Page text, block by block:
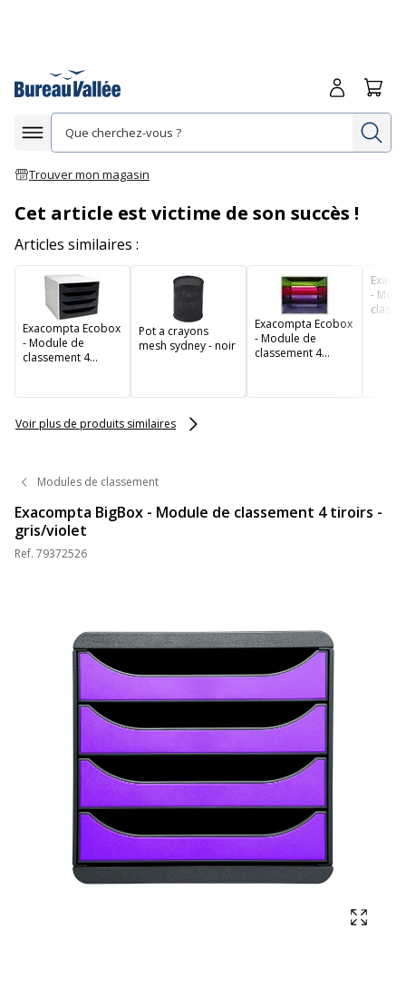
Afficher la navigation
Trouver mon magasin
Me
Cet article est victime de son succès !
Articles similaires :
Exacompta Ecobox
- Module de
classement 4
Pot a crayons
mesh sydney - noir
Exacompta Ecobox
- Module de
classement 4
transparent
-
Voir plus de produits similaires
Modules de classement
Exacompta BigBox - Module de classement 4 tiroirs -
gris/violet
Ref. 79372526